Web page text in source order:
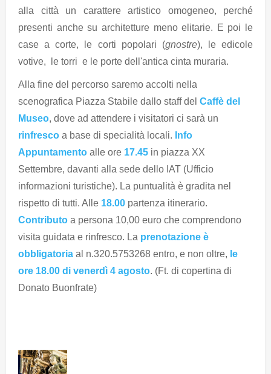
alla città un carattere artistico omogeneo, perché
presenti anche su architetture meno elitarie. E poi le
case a corte, le corti popolari (gnostre), le edicole
votive, le torri e le porte dell'antica cinta muraria.
Alla fine del percorso saremo accolti nella
scenografica Piazza Stabile dallo staff del Caffè del
Museo, dove ad attendere i visitatori ci sarà un
rinfresco a base di specialità locali. Info
Appuntamento alle ore 17.45 in piazza XX
Settembre, davanti alla sede dello IAT (Ufficio
informazioni turistiche). La puntualità è gradita nel
rispetto di tutti. Alle 18.00 partenza itinerario.
Contributo a persona 10,00 euro che comprendono
visita guidata e rinfresco. La prenotazione è
obbligatoria al n.320.5753268 entro, e non oltre, le
ore 18.00 di venerdì 4 agosto. (Ft. di copertina di
Donato Buonfrate)